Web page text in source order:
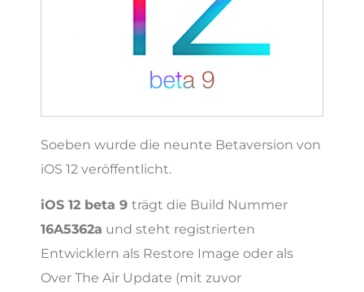
Soeben wurde die neunte Betaversion von
iOS 12 veröffentlicht.
iOS 12 beta 9 trägt die Build Nummer
16A5362a und steht registrierten
Entwicklern als Restore Image oder als
Over The Air Update (mit zuvor